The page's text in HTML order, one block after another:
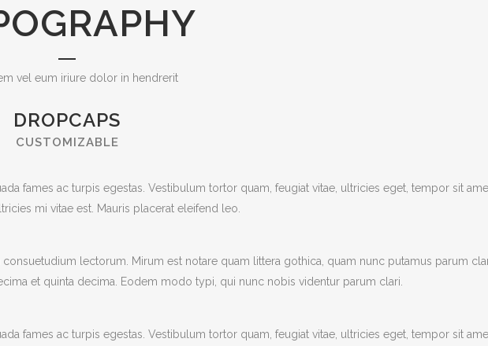
vel eum iriure dolor in hendrerit
DROPCAPS
CUSTOMIZABLE
fames ac turpis egestas. Vestibulum tortor quam, feugiat vitae, ultricies eget, tempor sit
mi vitae est. Mauris placerat eleifend leo.
lectorum. Mirum est notare quam littera gothica, quam nunc putamus parum
et quinta decima. Eodem modo typi, qui nunc nobis videntur parum clari.
fames ac turpis egestas. Vestibulum tortor quam, feugiat vitae, ultricies eget, tempor sit